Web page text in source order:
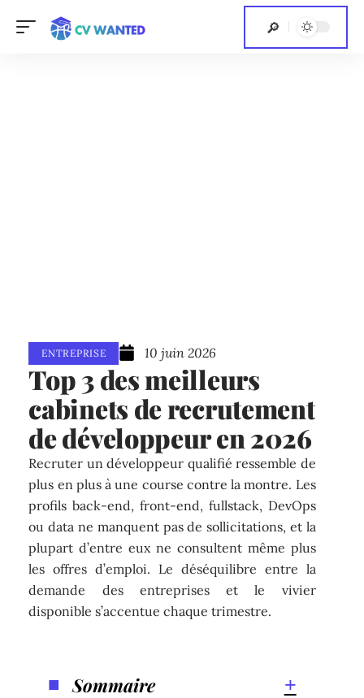
ENTREPRISE 10 juin 2026
Top 3 des meilleurs
cabinets de recrutement
de développeur en 2026
Recruter un développeur qualifié ressemble de
plus en plus à une course contre la montre. Les
profils back-end, front-end, fullstack, DevOps
ou data ne manquent pas de sollicitations, et la
plupart d’entre eux ne consultent même plus
les offres d’emploi. Le déséquilibre entre la
demande des entreprises et le vivier
disponible s’accentue chaque trimestre.
Sommaire